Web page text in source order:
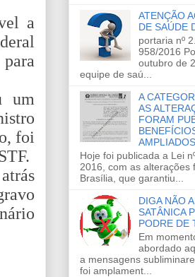
a
um
foi
ATENÇÃO
DE SAÚDE
portaria nº
958/2016
outubro de
equipe de saú...
A
AS
FORAM
AMPLIADOS.
Hoje foi publicada a Lei
2016, com as alterações
Brasília, que garantiu...
DIGA NÃO
SATÂNICA
PODRE DE
Em
abordado
a mensagens
foi amplament...